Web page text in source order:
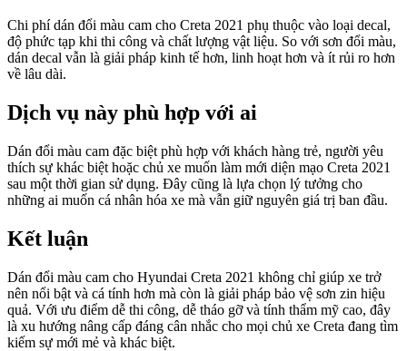
Chi phí dán đổi màu cam cho Creta 2021 phụ thuộc vào loại decal,
độ phức tạp khi thi công và chất lượng vật liệu. So với sơn đổi màu,
dán decal vẫn là giải pháp kinh tế hơn, linh hoạt hơn và ít rủi ro hơn
về lâu dài.
Dịch vụ này phù hợp với ai
Dán đổi màu cam đặc biệt phù hợp với khách hàng trẻ, người yêu
thích sự khác biệt hoặc chủ xe muốn làm mới diện mạo Creta 2021
sau một thời gian sử dụng. Đây cũng là lựa chọn lý tưởng cho
những ai muốn cá nhân hóa xe mà vẫn giữ nguyên giá trị ban đầu.
Kết luận
Dán đổi màu cam cho Hyundai Creta 2021 không chỉ giúp xe trở
nên nổi bật và cá tính hơn mà còn là giải pháp bảo vệ sơn zin hiệu
quả. Với ưu điểm dễ thi công, dễ tháo gỡ và tính thẩm mỹ cao, đây
là xu hướng nâng cấp đáng cân nhắc cho mọi chủ xe Creta đang tìm
kiếm sự mới mẻ và khác biệt.